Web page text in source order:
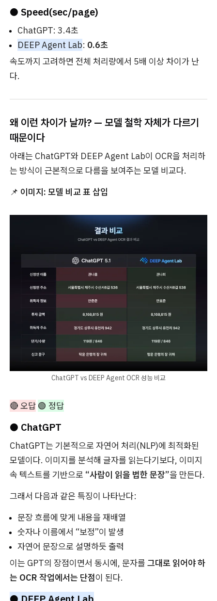
● Speed(sec/page)
ChatGPT: 3.4초
DEEP Agent Lab: 0.6초
속도까지 고려하면 전체 처리량에서 5배 이상 차이가 난
다.
왜 이런 차이가 날까? — 모델 철학 자체가 다르기
때문이다
아래는 ChatGPT와 DEEP Agent Lab이 OCR을 처리하
는 방식이 근본적으로 다름을 보여주는 모델 비교다.
📌 이미지: 모델 비교 표 삽입
ChatGPT vs DEEP Agent OCR 성능 비교
🔴 오답 🟢 정답
● ChatGPT
ChatGPT는 기본적으로 자연어 처리(NLP)에 최적화된
모델이다. 이미지를 분석해 글자를 읽는다기보다, 이미지
속 텍스트를 기반으로 “사람이 읽을 법한 문장”을 만든다.
그래서 다음과 같은 특징이 나타난다:
문장 흐름에 맞게 내용을 재배열
숫자나 이름에서 “보정”이 발생
자연어 문장으로 설명하듯 출력
이는 GPT의 장점이면서 동시에, 문자를 그대로 읽어야 하
는 OCR 작업에서는 단점이 된다.